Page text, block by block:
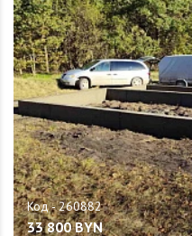
33 800 BYN